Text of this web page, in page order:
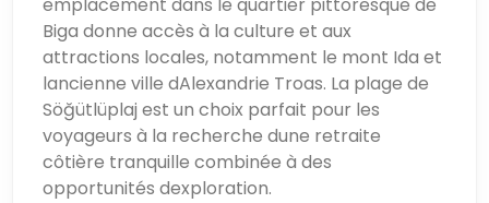
emplacement dans le quartier pittoresque de
Biga donne accès à la culture et aux
attractions locales, notamment le mont Ida et
lancienne ville dAlexandrie Troas. La plage de
Söğütlüplaj est un choix parfait pour les
voyageurs à la recherche dune retraite
côtière tranquille combinée à des
opportunités dexploration.